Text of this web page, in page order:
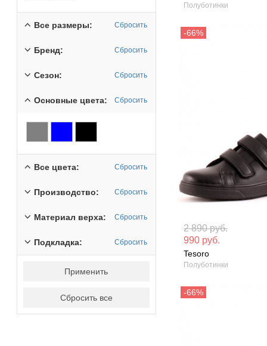
Все размеры: Сбросить
Бренд: Сбросить
Сезон: Сбросить
Основные цвета: Сбросить
Все цвета: Сбросить
Производство: Сбросить
Материал верха: Сбросить
Подкладка: Сбросить
Применить
Сбросить все
Полуботинки
Материал вверха: Искусственная
Сезон: Демисезон
2 890 руб.
990 руб.
Tesoro
Полуботинки
Материал
кожа
Сезон: